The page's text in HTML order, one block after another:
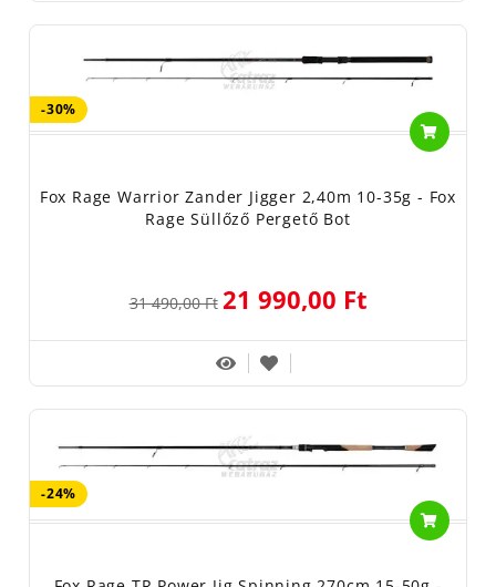
-30%
Fox Rage Warrior Zander Jigger 2,40m 10-35g - Fox
Rage Süllőző Pergető Bot
31 490,00 Ft 21 990,00 Ft
-24%